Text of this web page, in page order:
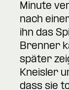
Minute
nach
ihn das
Brenner
später
Kneisler
dass sie